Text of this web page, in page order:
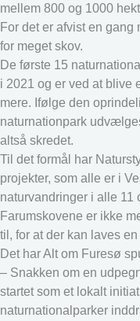
mellem 800 og 1000
For det er afvist en
for meget skov.
De første 15
i 2021 og er ved at blive
mere. Ifølge den
naturnationpark
altså skredet.
Til det formål har
projekter, som alle er i
naturvandringer i alle 11
Farumskovene er ikke
til, for at der kan laves
Det har Alt om Furesø
– Snakken om en
startet som et lokalt
naturnationalparker